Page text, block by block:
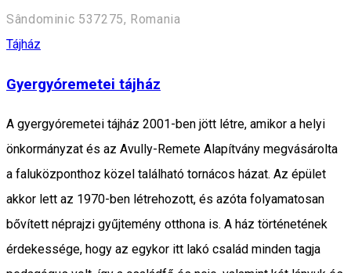
Sândominic 537275, Romania
Tájház
Gyergyóremetei tájház
A gyergyóremetei tájház 2001-ben jött létre, amikor a helyi
önkormányzat és az Avully-Remete Alapítvány megvásárolta
a faluközponthoz közel található tornácos házat. Az épület
akkor lett az 1970-ben létrehozott, és azóta folyamatosan
bővített néprajzi gyűjtemény otthona is. A ház történetének
érdekessége, hogy az egykor itt lakó család minden tagja